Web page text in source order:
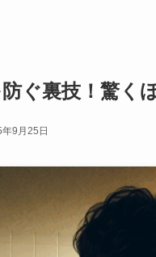
ぐ裏技！驚く
9月25日